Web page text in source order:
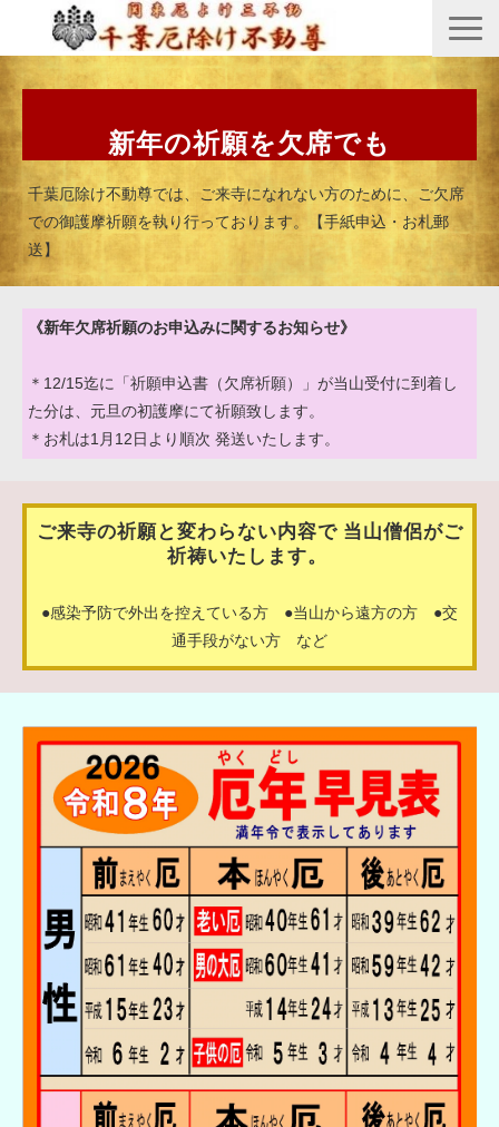
御守・紙札
新年の祈願を欠席でも
千葉厄除け不動尊では、ご来寺になれない方のために、ご欠席
での御護摩祈願を執り行っております。【手紙申込・お札郵
送】
《新年欠席祈願のお申込みに関するお知らせ》
＊12/15迄に「祈願申込書（欠席祈願）」が当山受付に到着し
た分は、元旦の初護摩にて祈願致します。
＊お札は1月12日より順次 発送いたします。
ご来寺の祈願と変わらない内容で 当山僧侶がご
祈祷いたします。
●感染予防で外出を控えている方 ●当山から遠方の方 ●交
通手段がない方 など